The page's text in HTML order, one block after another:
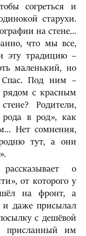
согреться и
старухи.
на стене…
что мы все,
эту традицию –
маленький, но
Спас. Под ним –
с красным
Родители,
в род», как
Нет сомнения,
тут, а они
о
от которого у
на фронт, а
и даже присылал
с дешёвой
присланный им